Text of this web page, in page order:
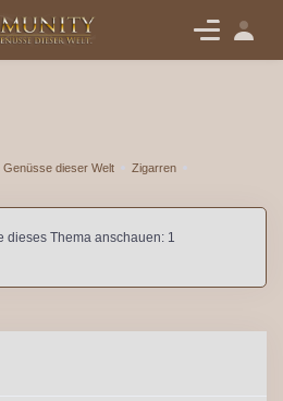
dieser Welt
Zigarren
dieses Thema anschauen: 1